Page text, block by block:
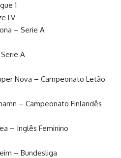
1
– Serie A
A
Nova – Campeonato Letão
– Campeonato Finlandês
– Inglês Feminino
– Bundesliga